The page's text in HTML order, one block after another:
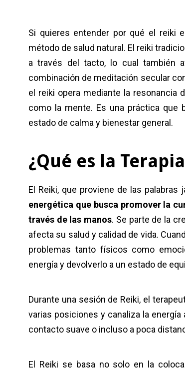
Si quieres entender por qué el reiki
método de salud natural. El reiki
a través del tacto, lo cual también
combinación de meditación secular
el reiki opera mediante la resonancia
como la mente. Es una práctica que
estado de calma y bienestar general.
¿Qué es la
El Reiki, que proviene de las palabras
energética que busca promover la
través de las manos. Se parte de la
afecta su salud y calidad de vida.
problemas tanto físicos como
energía y devolverlo a un estado de
Durante una sesión de Reiki, el
varias posiciones y canaliza la
contacto suave o incluso a poca
El Reiki se basa no solo en la